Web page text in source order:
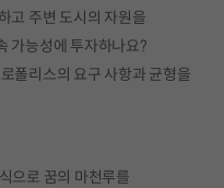
고 주변 도시의 자원을
가능성에 투자하나요?
폴리스의 요구 사항과 균형을
으로 꿈의 마천루를